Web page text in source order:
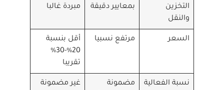
التخزين
والنقل
بمعايير دقيقة
مبردة غالبا
السعر مرتفع نسبيا
أقل بنسبة
20%-30%
تقريبا
نسبة الفعالية
مضمونة
غير مضمونة